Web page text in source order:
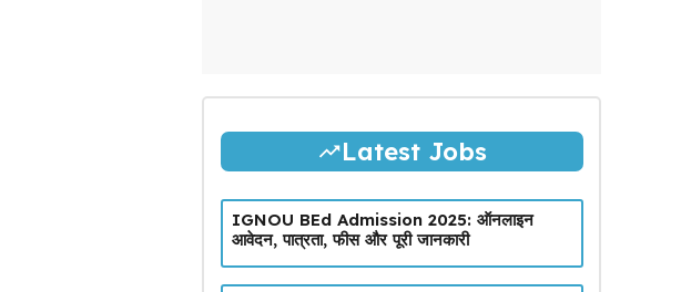
Latest Jobs
IGNOU BEd Admission 2025: ऑनलाइन
आवेदन, पात्रता, फीस और पूरी जानकारी